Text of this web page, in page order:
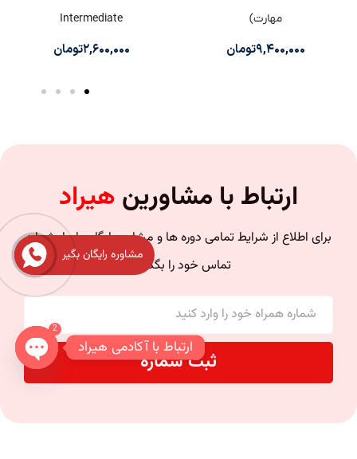
مهارت)
۹,۴۰۰,۰۰۰تومان
Intermediate
۲,۶۰۰,۰۰۰تومان
ارتباط با مشاورین هیراد
برای اطلاع از شرایط تمامی دوره ها و مشاوره رایگان با ما، شماره
تماس خود را بگذارید.
ثبت شماره
مشاوره رایگان بگیر
ارتباط با آکادمی هیراد
chaty
2